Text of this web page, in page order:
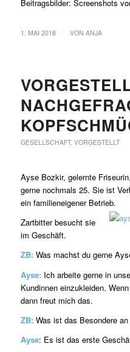
Beitragsbilder: Screenshots
1. MAI 2018 VON ANJA
GESELLSCHAFT, VORGESTELLT
Ayse Bozkir, gelernte
gerne nochmals 25. Sie ist
ein familieneigener Betrieb.
Zartbitter besucht sie
im Geschäft.
ZB: Was machst du gerne
Ayse: Ich arbeite gerne in
Kundinnen einzukleiden.
dann freut mich das.
ZB: Was ist das Besondere
Ayse: Es ist das erste